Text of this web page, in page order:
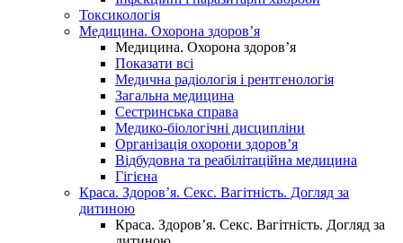
Токсикологія
Медицина. Охорона здоров’я
Медицина. Охорона здоров’я
Показати всі
Медична радіологія і рентгенологія
Загальна медицина
Сестринська справа
Медико-біологічні дисципліни
Організація охорони здоров’я
Відбудовна та реабілітаційна медицина
Гігієна
Краса. Здоров’я. Секс. Вагітність. Догляд за
дитиною
Краса. Здоров’я. Секс. Вагітність. Догляд за